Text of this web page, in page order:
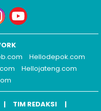
Hellodepok.com
Hellojateng.com
TIM REDAKSI